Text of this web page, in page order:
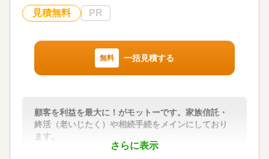
見積無料 PR
無料 一括見積する
さらに表示
顧客を利益を最大に！がモットーです。家族信託・
終活（老いじたく）や相続手続をメインにしており
ます。
顧客の利益を最大に！がモットーです。